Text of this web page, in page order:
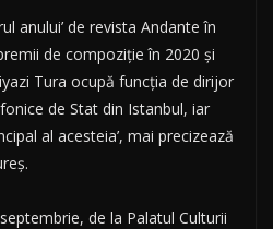
anului’ de revista Andante în
de compoziție în 2020 și
Tura ocupă funcția de dirijor
de Stat din Istanbul, iar
al acesteia’, mai precizează
de la Palatul Culturii